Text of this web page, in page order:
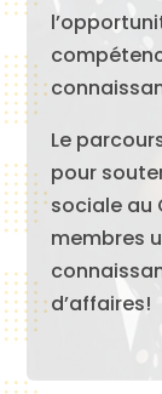
Le
pour
sociale au
membres
d’affaires!